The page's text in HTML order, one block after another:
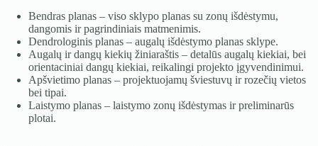
Bendras planas – viso sklypo planas su zonų išdėstymu,
dangomis ir pagrindiniais matmenimis.
Dendrologinis planas – augalų išdėstymo planas sklype.
Augalų ir dangų kiekių žiniaraštis – detalūs augalų kiekiai, bei
orientaciniai dangų kiekiai, reikalingi projekto įgyvendinimui.
Apšvietimo planas – projektuojamų šviestuvų ir rozečių vietos
bei tipai.
Laistymo planas – laistymo zonų išdėstymas ir preliminarūs
plotai.